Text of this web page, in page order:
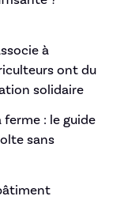
à
ont du
solidaire
ferme : le guide
sans